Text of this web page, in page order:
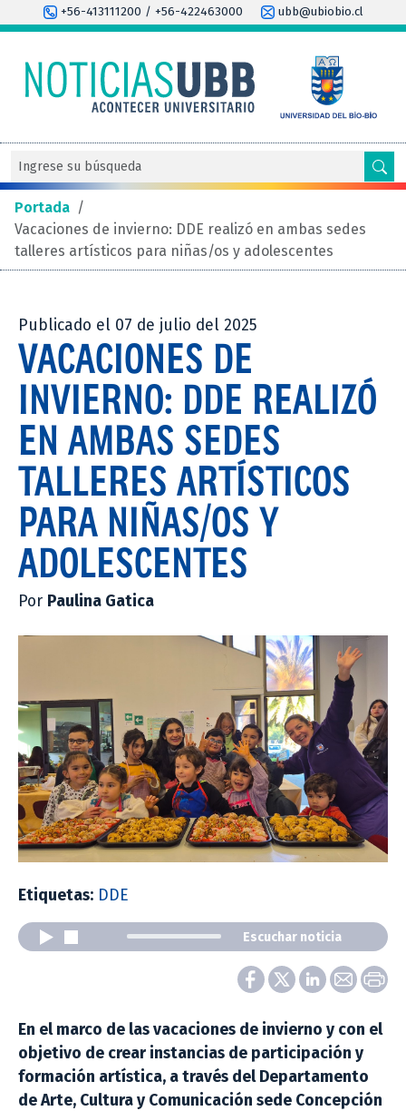
+56-413111200 / +56-422463000 ubb@ubiobio.cl
Portada /
Vacaciones de invierno: DDE realizó en ambas sedes
talleres artísticos para niñas/os y adolescentes
Publicado el 07 de julio del 2025
VACACIONES DE
INVIERNO: DDE REALIZÓ
EN AMBAS SEDES
TALLERES ARTÍSTICOS
PARA NIÑAS/OS Y
ADOLESCENTES
Por Paulina Gatica
Etiquetas: DDE
Escuchar noticia
En el marco de las vacaciones de invierno y con el
objetivo de crear instancias de participación y
formación artística, a través del Departamento
de Arte, Cultura y Comunicación sede Concepción